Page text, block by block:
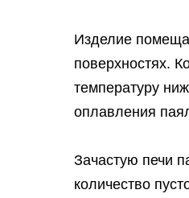
Изделие
поверхностях.
температуру
оплавления
Зачастую печи
количество